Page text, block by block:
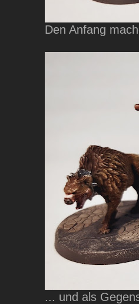
Den Anfang
... und als